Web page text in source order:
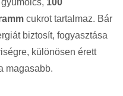
100
cukrot tartalmaz. Bár
biztosít, fogyasztása
különösen érett
magasabb.